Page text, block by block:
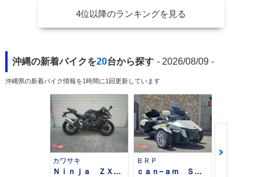
4位以降のランキングを見る
沖縄の新着バイクを20台から探す - 2026/08/09 -
沖縄県の新着バイク情報を1時間に1回更新しています
カワサキ
Ｎｉｎｊａ ＺＸ−４Ｒ ＳＥ
ＢＲＰ
ｃａｎ−ａｍ ＳＰＹＤＥＲ ＲＴ ＬＩＭＩＴＥＤ